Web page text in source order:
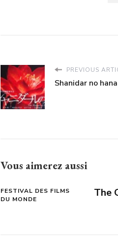
PREVIOUS
Shanidar no
Vous aimerez aussi
FESTIVAL DES FILMS
DU MONDE
The